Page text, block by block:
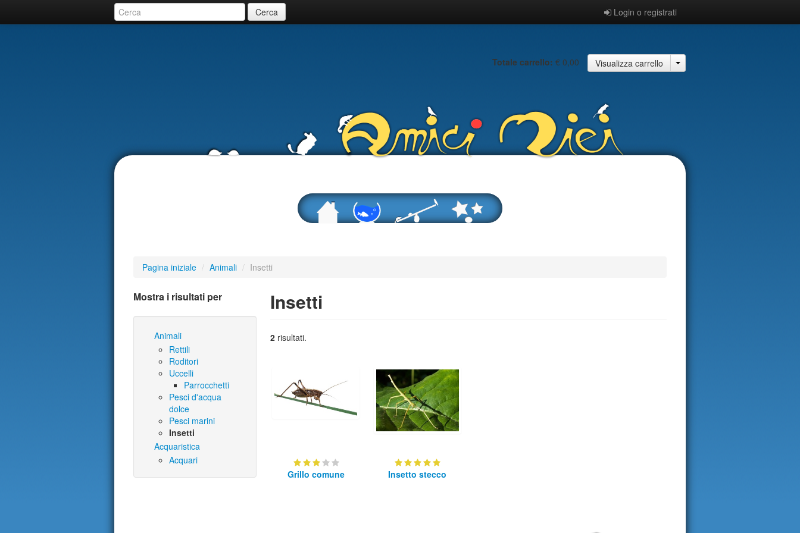
Login o registrati
Totale carrello: € 0,00 Visualizza carrello
Pagina iniziale / Animali / Insetti
Mostra i risultati per
Animali
Rettili
Roditori
Uccelli
Parrocchetti
Pesci d'acqua
dolce
Pesci marini
Insetti
Acquaristica
Acquari
Insetti
2risultati.
Grillo comune Insetto stecco